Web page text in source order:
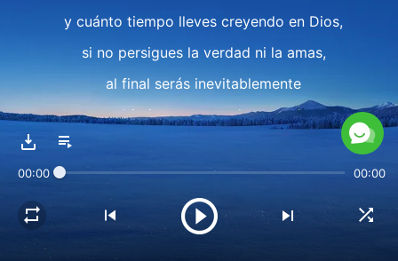
y cuánto tiempo lleves creyendo en Dios,
si no persigues la verdad ni la amas,
al final serás inevitablemente
un objetivo para ser descartado;
II
Dios realiza tres etapas de obra;
desde que creó la especie humana,
00:00 00:00